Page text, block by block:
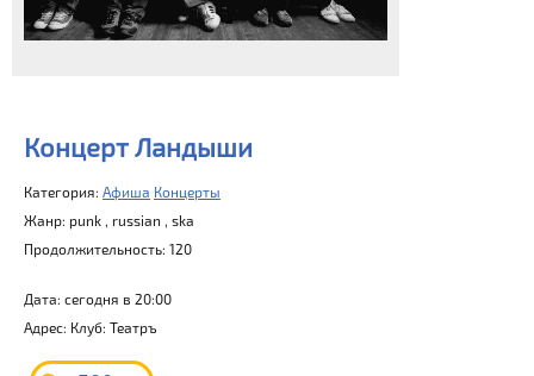
Концерт Ландыши
Категория: Афиша Концерты
Жанр: punk , russian , ska
Продолжительность: 120
Дата: сегодня в 20:00
Адрес: Клуб: Театръ